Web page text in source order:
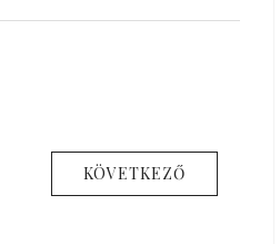
KÖVETKEZŐ